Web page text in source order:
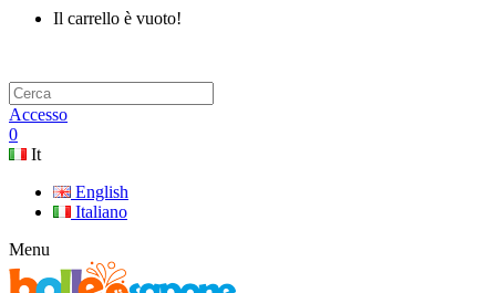
Il carrello è vuoto!
Accesso
0
It
English
Italiano
Menu